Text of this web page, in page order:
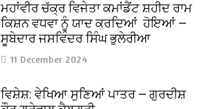
ਮਹਾਂਵੀਰ ਚੱਕ੍ਰ ਵਿਜੇਤਾ ਕਮਾਂਡੈਂਟ ਸ਼ਹੀਦ ਰਾਮ
ਕਿਸ਼ਨ ਵਧਵਾ ਨੂੰ ਯਾਦ ਕਰਦਿਆਂ ਹੋਇਆਂ —
ਸੂਬੇਦਾਰ ਜਸਵਿੰਦਰ ਸਿੰਘ ਭੁਲੇਰੀਆ
11 December 2024
ਵਿਸ਼ੇਸ਼: ਵੇਖਿਆ ਸੁਣਿਆਂ ਪਾਤਰ — ਗੁਰਦੀਸ਼